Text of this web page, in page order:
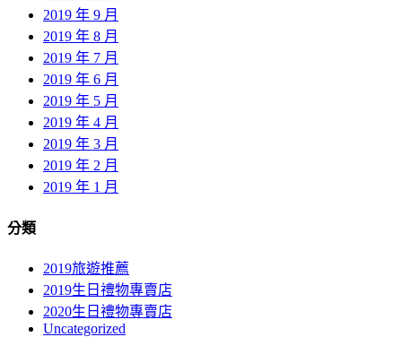
2019 年 9 月
2019 年 8 月
2019 年 7 月
2019 年 6 月
2019 年 5 月
2019 年 4 月
2019 年 3 月
2019 年 2 月
2019 年 1 月
分類
2019旅遊推薦
2019生日禮物專賣店
2020生日禮物專賣店
Uncategorized